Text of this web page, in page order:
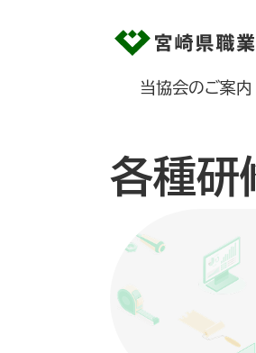
当協会のご案内
各種研